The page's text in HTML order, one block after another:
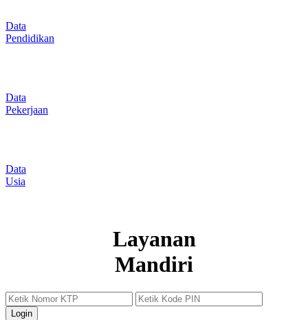
Data
Pendidikan
Data
Pekerjaan
Data
Usia
Layanan
Mandiri
Login